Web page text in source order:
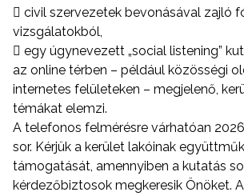
 civil szervezetek bevonásával zajló
vizsgálatokból,
 egy úgynevezett „social listening”
az online térben – például közösségi
internetes felületeken – megjelenő,
témákat elemzi.
A telefonos felmérésre várhatóan
sor. Kérjük a kerület lakóinak
támogatását, amennyiben a kutatás
kérdezőbiztosok megkeresik Önöket.